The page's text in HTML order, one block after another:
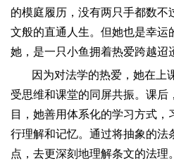
的模庭履历，没有两只手都数不
文般的直通人生。但她也是幸运
她，是一只小鱼拥着热爱跨越迢
因为对法学的热爱，她在上
受思维和课堂的同屏共振。课后
目，她善用体系化的学习方式
行理解和记忆。通过将抽象的法
点，去更深刻地理解条文的法理